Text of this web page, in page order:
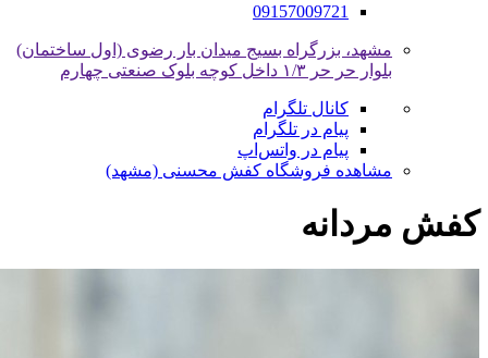
09157009721
مشهد، بزرگراه بسیج میدان بار رضوی (اول ساختمان)
بلوار حر حر ۱/۳ داخل کوچه بلوک صنعتی چهارم
کانال تلگرام
پیام در تلگرام
پیام در واتس‌اپ
مشاهده فروشگاه کفش محسنی (مشهد)
کفش مردانه